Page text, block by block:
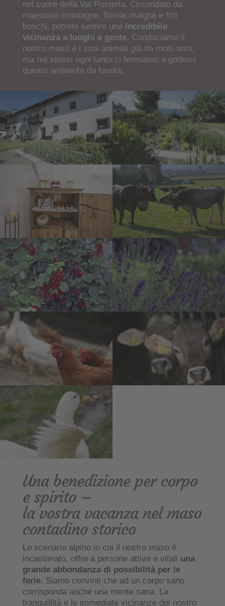
nel cuore della Val Pusteria. Circondato da
maestose montagne, floride malghe e fitti
boschi, potrete sentire una incredibile
vicinanza a luoghi e gente. Conduciamo il
nostro maso e i suoi animali già da molti anni,
ma noi stessi ogni tanto ci fermiamo a goderci
questo ambiente da favola.
Una benedizione per corpo
e spirito –
la vostra vacanza nel maso
contadino storico
Lo scenario alpino in cui il nostro maso è
incastonato, offre a persone attive e vitali una
grande abbondanza di possibilità per le
ferie. Siamo convinti che ad un corpo sano
corrisponda anche una mente sana. La
tranquillità e le immediate vicinanze del nostro